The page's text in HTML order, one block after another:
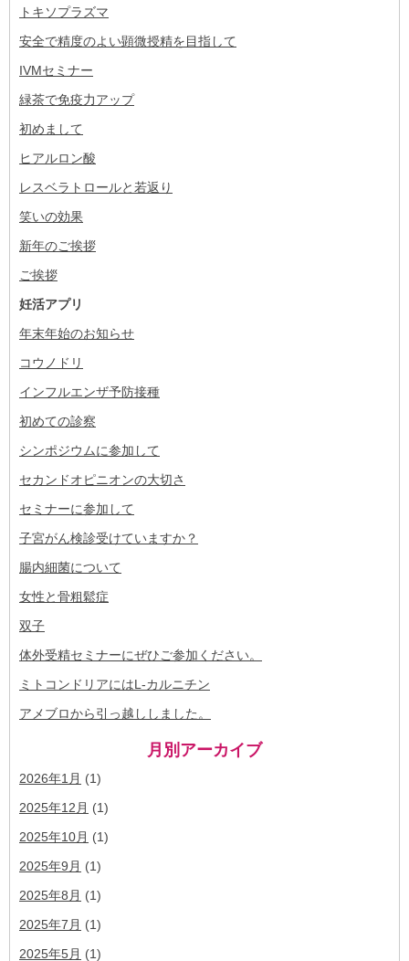
トキソプラズマ
安全で精度のよい顕微授精を目指して
IVMセミナー
緑茶で免疫力アップ
初めまして
ヒアルロン酸
レスベラトロールと若返り
笑いの効果
新年のご挨拶
ご挨拶
妊活アプリ
年末年始のお知らせ
コウノドリ
インフルエンザ予防接種
初めての診察
シンポジウムに参加して
セカンドオピニオンの大切さ
セミナーに参加して
子宮がん検診受けていますか？
腸内細菌について
女性と骨粗鬆症
双子
体外受精セミナーにぜひご参加ください。
ミトコンドリアにはL-カルニチン
アメブロから引っ越ししました。
月別アーカイブ
2026年1月 (1)
2025年12月 (1)
2025年10月 (1)
2025年9月 (1)
2025年8月 (1)
2025年7月 (1)
2025年5月 (1)